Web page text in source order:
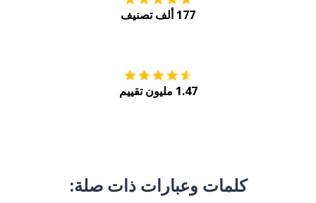
177 ألف تصنيف
1.47 مليون تقييم
كلمات وعبارات ذات صلة: